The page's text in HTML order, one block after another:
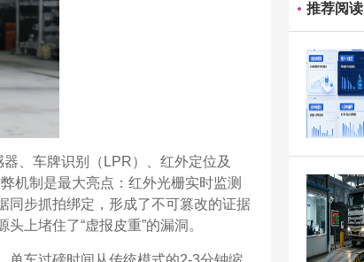
、车牌识别（LPR）、红外定位及
机制是最大亮点：红外光栅实时监测
同步抓拍绑定，形成了不可篡改的证据
上堵住了“虚报皮重”的漏洞。
推荐阅读